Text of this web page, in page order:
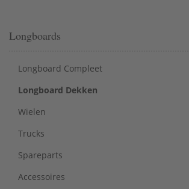
Longboards
Longboard Compleet
Longboard Dekken
Wielen
Trucks
Spareparts
Accessoires